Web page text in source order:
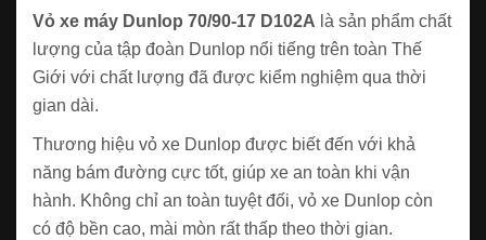
Vỏ xe máy Dunlop 70/90-17 D102A là sản phẩm chất
lượng của tập đoàn Dunlop nổi tiếng trên toàn Thế
Giới với chất lượng đã được kiểm nghiệm qua thời
gian dài.
Thương hiệu vỏ xe Dunlop được biết đến với khả
năng bám đường cực tốt, giúp xe an toàn khi vận
hành. Không chỉ an toàn tuyệt đối, vỏ xe Dunlop còn
có độ bền cao, mài mòn rất thấp theo thời gian.